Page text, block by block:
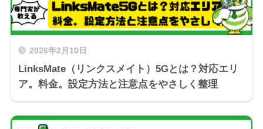
2026年2月10日
LinksMate（リンクスメイト）5Gとは？対応エリ
ア。料金。設定方法と注意点をやさしく整理